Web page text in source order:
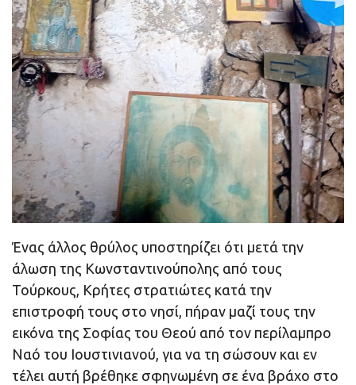
Ένας άλλος θρύλος υποστηρίζει ότι μετά την
άλωση της Κωνσταντινούπολης από τους
Τούρκους, Κρήτες στρατιώτες κατά την
επιστροφή τους στο νησί, πήραν μαζί τους την
εικόνα της Σοφίας του Θεού από τον περίλαμπρο
Ναό του Ιουστινιανού, για να τη σώσουν και εν
τέλει αυτή βρέθηκε σφηνωμένη σε ένα βράχο στο